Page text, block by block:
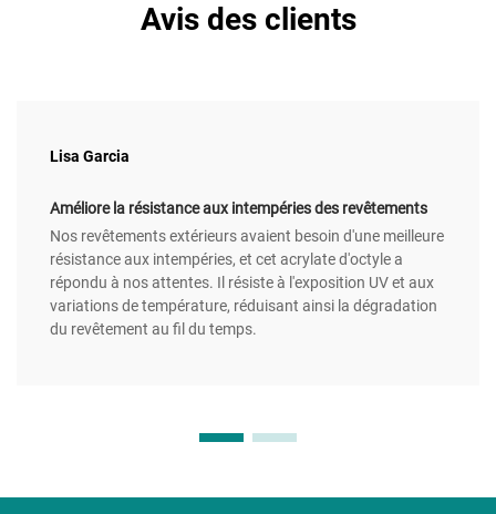
Avis des clients
Lisa Garcia
Améliore la résistance aux intempéries des revêtements
Nos revêtements extérieurs avaient besoin d'une meilleure
résistance aux intempéries, et cet acrylate d'octyle a
répondu à nos attentes. Il résiste à l'exposition UV et aux
variations de température, réduisant ainsi la dégradation
du revêtement au fil du temps.